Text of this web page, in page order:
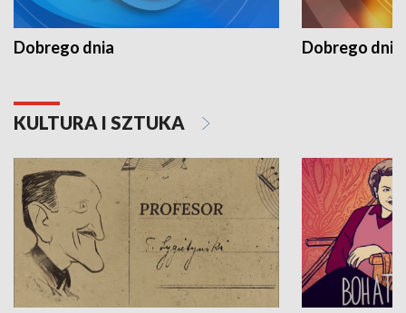
Dobrego dnia Dobrego dnia
KULTURA I SZTUKA